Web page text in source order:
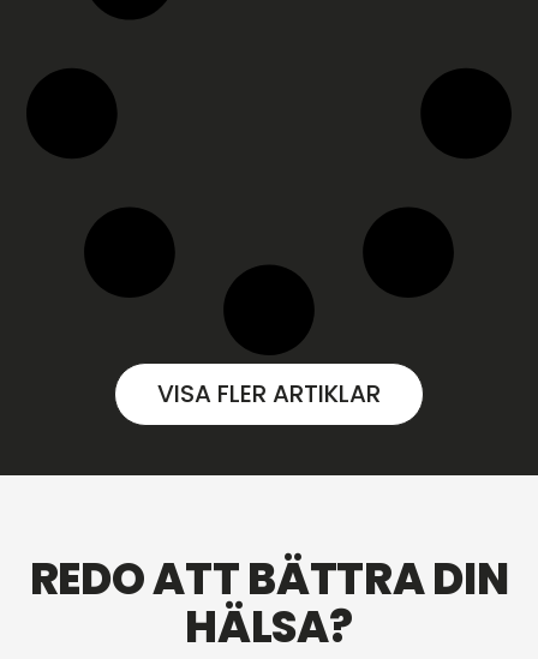
VISA FLER ARTIKLAR
REDO ATT BÄTTRA DIN
HÄLSA?